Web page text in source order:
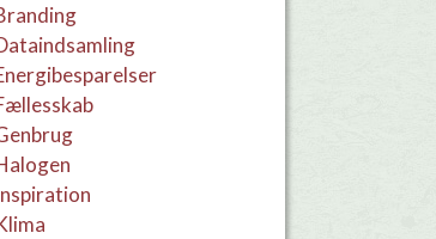
Branding
dataindsamling
Energibesparelser
Fællesskab
Genbrug
Halogen
Inspiration
Klima